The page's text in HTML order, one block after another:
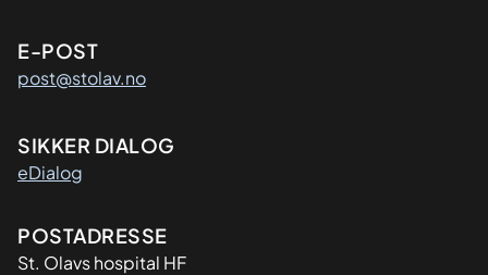
E-POST
post@stolav.no
SIKKER DIALOG
eDialog
Adresse
POSTADRESSE
St. Olavs hospital HF